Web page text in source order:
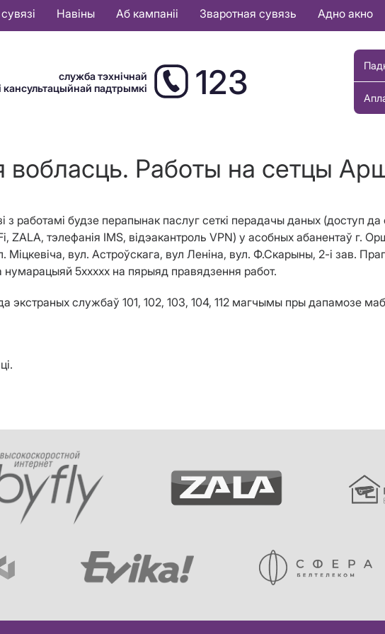
Навіны Аб кампаніі Зваротная сувязь Адно акно
служба тэхнічнай
кансультацыйнай падтрымкі
123
вобласць. Работы на сетцы
работамi будзе перапынак паслуг сеткі перадачы даных (доступ да
ZALA, тэлефанія IMS, відэакантроль VPN) у асобных абанентаў г.
Міцкевіча, вул. Астроўскага, вул Леніна, вул. Ф.Скарыны, 2-і зав.
5ххххх на пярыяд правядзення работ.
экстраных службаў 101, 102, 103, 104, 112 магчымы пры дапамозе